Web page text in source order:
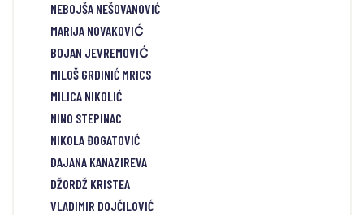
NEBOJŠA NEŠOVANOVIĆ
MARIJA NOVAKOVIĆ
BOJAN JEVREMOVIĆ
MILOŠ GRDINIĆ MRICS
MILICA NIKOLIĆ
NINO STEPINAC
NIKOLA ĐOGATOVIĆ
DAJANA KANAZIREVA
DŽORDŽ KRISTEA
VLADIMIR DOJČILOVIĆ